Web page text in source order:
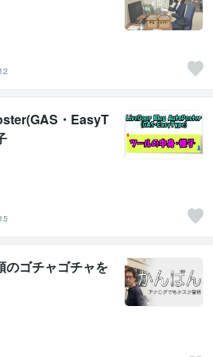
・EasyT
のゴチャゴチャを